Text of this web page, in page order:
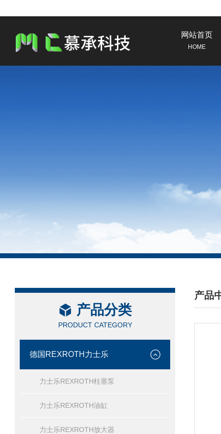
网站首页
HOME
产品分类
PRODUCT CATEGORY
德国REXROTH力士乐
力士乐REXROTH柱塞泵
力士乐REXROTH油缸
力士乐REXROTH放大器
产品
/